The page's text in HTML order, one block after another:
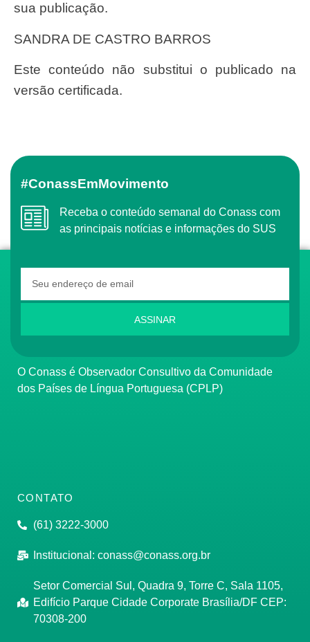
sua publicação.
SANDRA DE CASTRO BARROS
Este conteúdo não substitui o publicado na
versão certificada.
#ConassEmMovimento
Receba o conteúdo semanal do Conass com
as principais notícias e informações do SUS
ASSINAR
O Conass é Observador Consultivo da Comunidade
dos Países de Língua Portuguesa (CPLP)
CONTATO
(61) 3222-3000
Institucional: conass@conass.org.br
Setor Comercial Sul, Quadra 9, Torre C, Sala 1105,
Edifício Parque Cidade Corporate Brasília/DF CEP:
70308-200